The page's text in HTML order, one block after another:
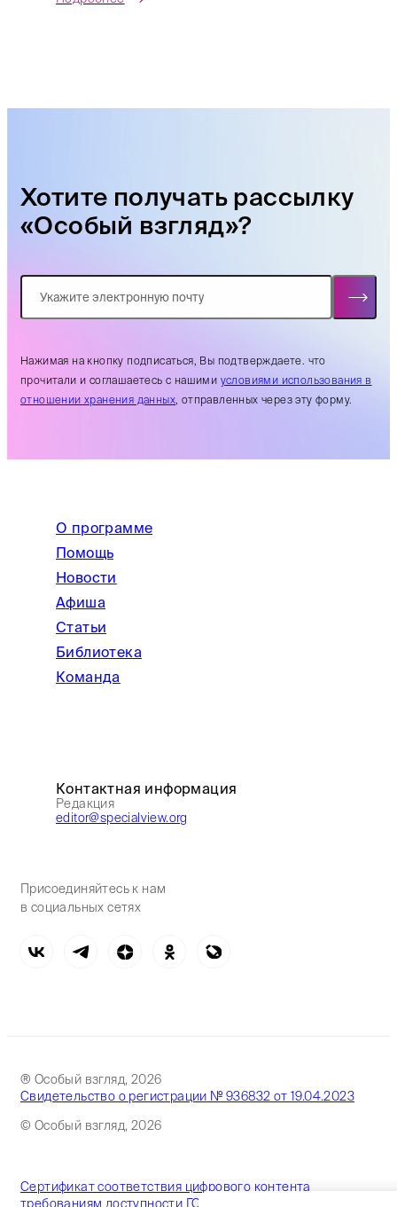
Хотите получать рассылку
«Особый взгляд»?
Нажимая на кнопку подписаться, Вы подтверждаете. что
прочитали и соглашаетесь с нашими условиями использования в
отношении хранения данных, отправленных через эту форму.
О программе
Помощь
Новости
Афиша
Статьи
Библиотека
Команда
Контактная информация
Редакция
editor@specialview.org
Присоединяйтесь к нам
в социальных сетях
® Особый взгляд, 2026
Свидетельство о регистрации № 936832 от 19.04.2023
© Особый взгляд, 2026
Сертификат соответствия цифрового контента
требованиям доступности ГОСТ